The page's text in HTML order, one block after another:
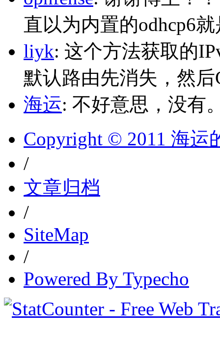
直以为内置的odhcp6
liyk: 这个方法获取的
默认路由先消失，然
海运: 不好意思，没有
Copyright © 2011 海运
/
文章归档
/
SiteMap
/
Powered By Typecho